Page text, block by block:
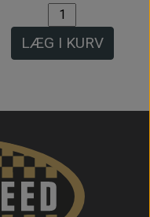
LÆG I KURV